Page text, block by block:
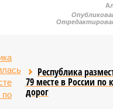
Республика
79 месте в России по
дорог